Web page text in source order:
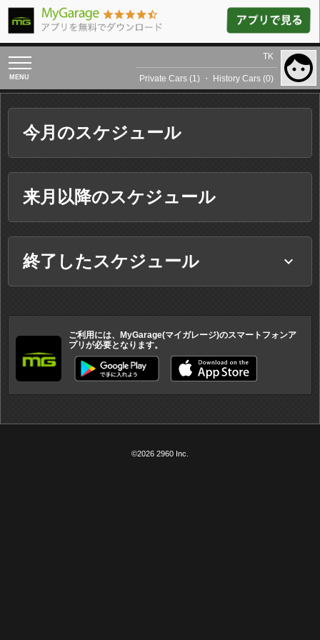
toggle
navigation
TK
Private Cars (1) ・ History Cars (0)
今月のスケジュール
来月以降のスケジュール
終了したスケジュール keyboard_arrow_down
ご利用には、MyGarage(マイガレージ)のスマートフォンア
プリが必要となります。
©2026 2960 Inc.